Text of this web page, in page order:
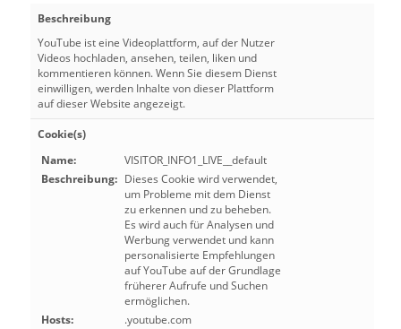
Beschreibung
YouTube ist eine Videoplattform, auf der Nutzer
Videos hochladen, ansehen, teilen, liken und
kommentieren können. Wenn Sie diesem Dienst
einwilligen, werden Inhalte von dieser Plattform
auf dieser Website angezeigt.
Cookie(s)
Name:
VISITOR_INFO1_LIVE__default
Beschreibung: Dieses Cookie wird verwendet,
um Probleme mit dem Dienst
zu erkennen und zu beheben.
Es wird auch für Analysen und
Werbung verwendet und kann
personalisierte Empfehlungen
auf YouTube auf der Grundlage
früherer Aufrufe und Suchen
ermöglichen.
Hosts:
.youtube.com